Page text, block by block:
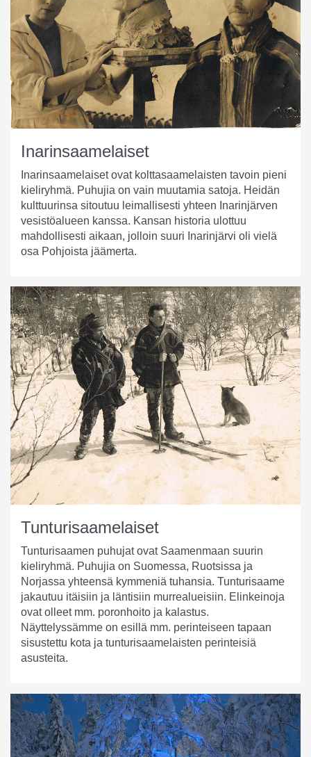
Inarinsaamelaiset
Inarinsaamelaiset ovat kolttasaamelaisten tavoin pieni
kieliryhmä. Puhujia on vain muutamia satoja. Heidän
kulttuurinsa sitoutuu leimallisesti yhteen Inarinjärven
vesistöalueen kanssa. Kansan historia ulottuu
mahdollisesti aikaan, jolloin suuri Inarinjärvi oli vielä
osa Pohjoista jäämerta.
Tunturisaamelaiset
Tunturisaamen puhujat ovat Saamenmaan suurin
kieliryhmä. Puhujia on Suomessa, Ruotsissa ja
Norjassa yhteensä kymmeniä tuhansia. Tunturisaame
jakautuu itäisiin ja läntisiin murrealueisiin. Elinkeinoja
ovat olleet mm. poronhoito ja kalastus.
Näyttelyssämme on esillä mm. perinteiseen tapaan
sisustettu kota ja tunturisaamelaisten perinteisiä
asusteita.